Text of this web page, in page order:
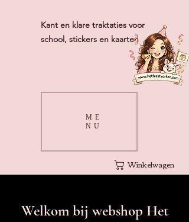
Winkelwagen
Welkom bij webshop Het
ME
NU
Kant en klare traktaties voor
school, stickers en kaarten